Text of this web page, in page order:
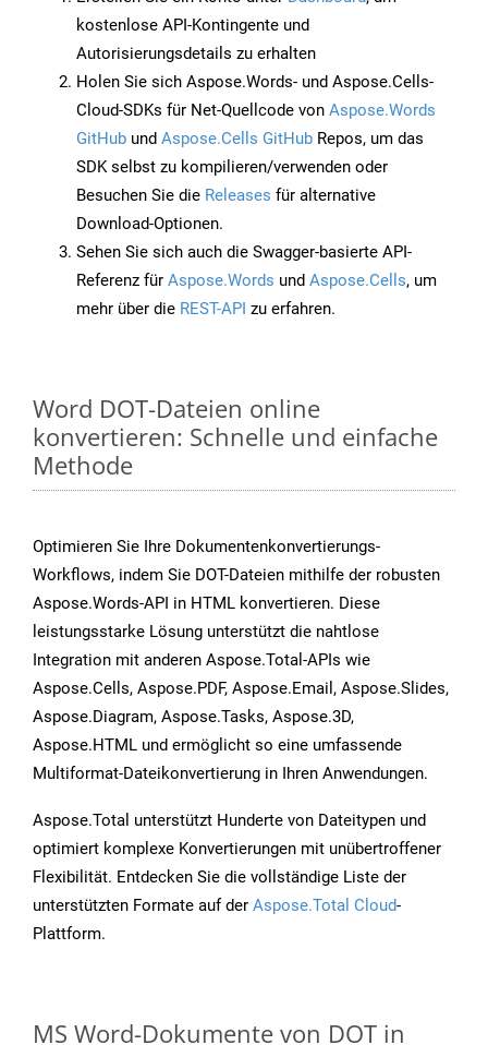
kostenlose API-Kontingente und
Autorisierungsdetails zu erhalten
Holen Sie sich Aspose.Words- und Aspose.Cells-
Cloud-SDKs für Net-Quellcode von Aspose.Words
GitHub und Aspose.Cells GitHub Repos, um das
SDK selbst zu kompilieren/verwenden oder
Besuchen Sie die Releases für alternative
Download-Optionen.
Sehen Sie sich auch die Swagger-basierte API-
Referenz für Aspose.Words und Aspose.Cells, um
mehr über die REST-API zu erfahren.
Word DOT-Dateien online
konvertieren: Schnelle und einfache
Methode
Optimieren Sie Ihre Dokumentenkonvertierungs-
Workflows, indem Sie DOT-Dateien mithilfe der robusten
Aspose.Words-API in HTML konvertieren. Diese
leistungsstarke Lösung unterstützt die nahtlose
Integration mit anderen Aspose.Total-APIs wie
Aspose.Cells, Aspose.PDF, Aspose.Email, Aspose.Slides,
Aspose.Diagram, Aspose.Tasks, Aspose.3D,
Aspose.HTML und ermöglicht so eine umfassende
Multiformat-Dateikonvertierung in Ihren Anwendungen.
Aspose.Total unterstützt Hunderte von Dateitypen und
optimiert komplexe Konvertierungen mit unübertroffener
Flexibilität. Entdecken Sie die vollständige Liste der
unterstützten Formate auf der Aspose.Total Cloud-
Plattform.
MS Word-Dokumente von DOT in